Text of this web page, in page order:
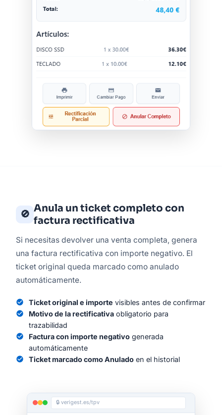
🚫 Anula un ticket completo con
factura rectificativa
Si necesitas devolver una venta completa, genera
una factura rectificativa con importe negativo. El
ticket original queda marcado como anulado
automáticamente.
check_circle Ticket original e importe visibles antes de confirmar
check_circle Motivo de la rectificativaobligatorio para
trazabilidad
check_circle Factura con importe negativogenerada
automáticamente
check_circle Ticket marcado como Anuladoen el historial
🔒 verigest.es/tpv